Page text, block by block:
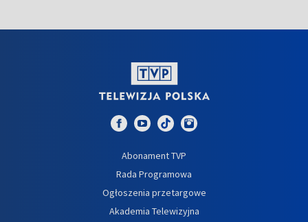
Abonament TVP
Rada Programowa
Ogłoszenia przetargowe
Akademia Telewizyjna